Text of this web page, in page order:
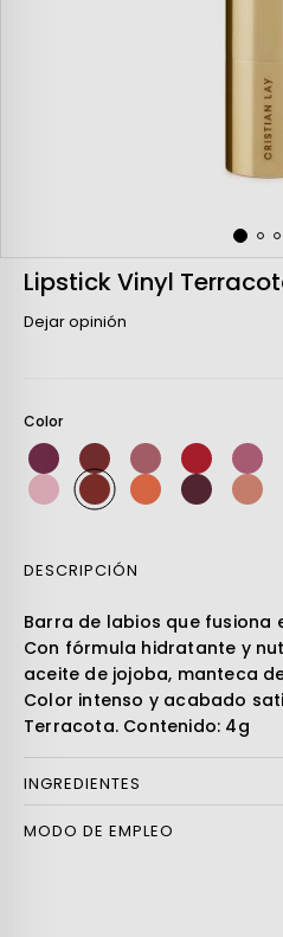
Lipstick Vinyl
Dejar opinión
Color
DESCRIPCIÓN
Barra de labios que
Con fórmula hidratante y
aceite de jojoba, manteca
Color intenso y acabado
Terracota. Contenido: 4g
INGREDIENTES
MODO DE EMPLEO